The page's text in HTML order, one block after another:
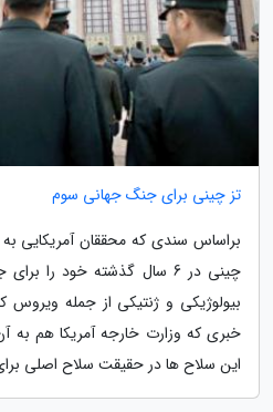
تز چینی برای جنگ جهانی سوم
براساس سندی که محققان آمریکایی
چینی در 6 سال گذشته خود
بیولوژیکی و ژنتیکی از جمله ویروس
خبری که وزارت خارجه آمریکا هم به
این سلاح ها در حقیقت سلاح اصلی